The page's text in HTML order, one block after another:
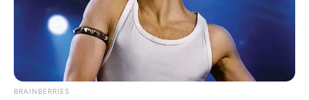
BRAINBERRIES